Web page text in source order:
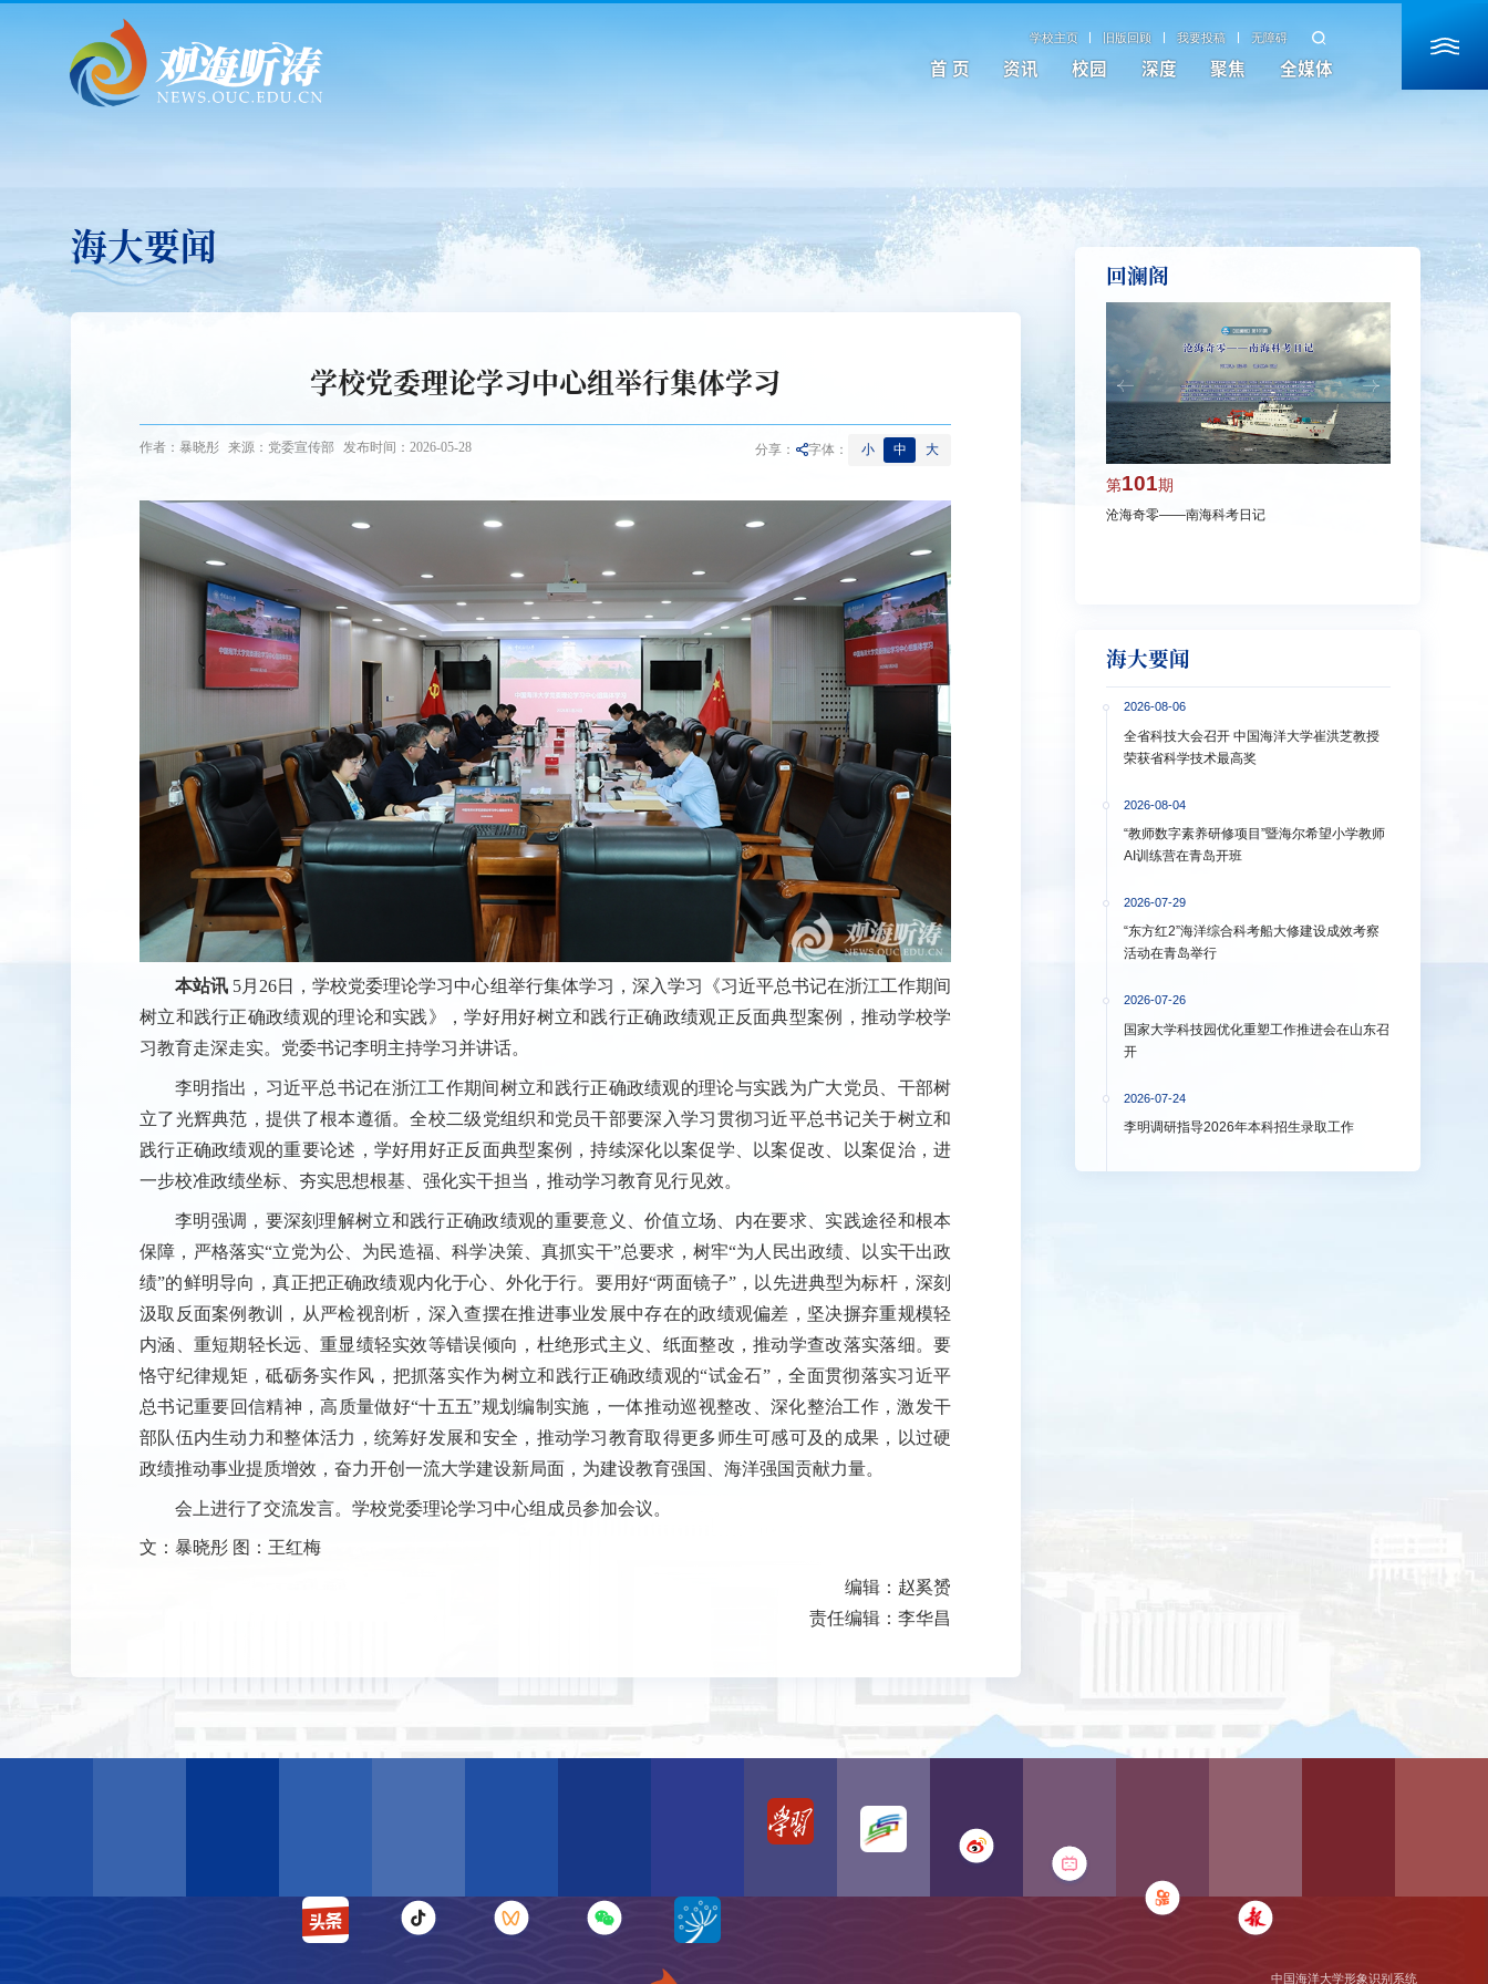
学校主页 旧版回顾 我要投稿 无障碍
首 页 资讯 校园 深度 聚焦 全媒体
海大要闻
学校党委理论学习中心组举行集体学习
作者：暴晓彤 来源：党委宣传部 发布时间：2026-05-28 分享： 字体： 小 中 大
本站讯 5月26日，学校党委理论学习中心组举行集体学习，深入学习《习近平总书记在浙江工作期间
树立和践行正确政绩观的理论和实践》，学好用好树立和践行正确政绩观正反面典型案例，推动学校学
习教育走深走实。党委书记李明主持学习并讲话。
李明指出，习近平总书记在浙江工作期间树立和践行正确政绩观的理论与实践为广大党员、干部树
立了光辉典范，提供了根本遵循。全校二级党组织和党员干部要深入学习贯彻习近平总书记关于树立和
践行正确政绩观的重要论述，学好用好正反面典型案例，持续深化以案促学、以案促改、以案促治，进
一步校准政绩坐标、夯实思想根基、强化实干担当，推动学习教育见行见效。
李明强调，要深刻理解树立和践行正确政绩观的重要意义、价值立场、内在要求、实践途径和根本
保障，严格落实“立党为公、为民造福、科学决策、真抓实干”总要求，树牢“为人民出政绩、以实干出政
绩”的鲜明导向，真正把正确政绩观内化于心、外化于行。要用好“两面镜子”，以先进典型为标杆，深刻
汲取反面案例教训，从严检视剖析，深入查摆在推进事业发展中存在的政绩观偏差，坚决摒弃重规模轻
内涵、重短期轻长远、重显绩轻实效等错误倾向，杜绝形式主义、纸面整改，推动学查改落实落细。要
恪守纪律规矩，砥砺务实作风，把抓落实作为树立和践行正确政绩观的“试金石”，全面贯彻落实习近平
总书记重要回信精神，高质量做好“十五五”规划编制实施，一体推动巡视整改、深化整治工作，激发干
部队伍内生动力和整体活力，统筹好发展和安全，推动学习教育取得更多师生可感可及的成果，以过硬
政绩推动事业提质增效，奋力开创一流大学建设新局面，为建设教育强国、海洋强国贡献力量。
会上进行了交流发言。学校党委理论学习中心组成员参加会议。
文：暴晓彤 图：王红梅
编辑：赵奚赟
责任编辑：李华昌
回澜阁
第101期
沧海奇零——南海科考日记
洋大学多措并
海大要闻
2026-08-06
全省科技大会召开 中国海洋大学崔洪芝教授
荣获省科学技术最高奖
2026-08-04
“教师数字素养研修项目”暨海尔希望小学教师
AI训练营在青岛开班
2026-07-29
“东方红2”海洋综合科考船大修建设成效考察
活动在青岛举行
2026-07-26
国家大学科技园优化重塑工作推进会在山东召
开
2026-07-24
李明调研指导2026年本科招生录取工作
中国海洋大学形象识别系统